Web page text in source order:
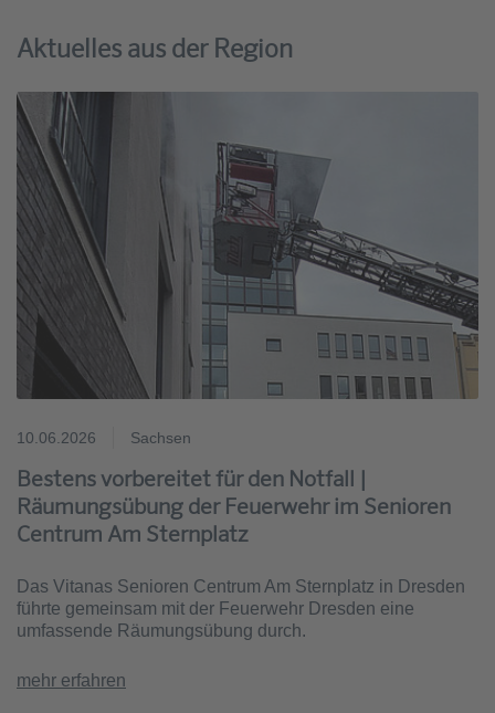
Aktuelles aus der Region
10.06.2026 Sachsen
Bestens vorbereitet für den Notfall |
Räumungsübung der Feuerwehr im Senioren
Centrum Am Sternplatz
Das Vitanas Senioren Centrum Am Sternplatz in Dresden
führte gemeinsam mit der Feuerwehr Dresden eine
umfassende Räumungsübung durch.
mehr erfahren